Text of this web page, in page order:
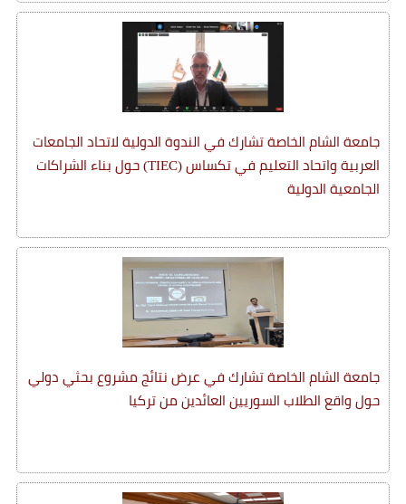
جامعة الشام الخاصة تشارك في الندوة الدولية لاتحاد الجامعات
العربية واتحاد التعليم في تكساس (TIEC) حول بناء الشراكات
الجامعية الدولية
جامعة الشام الخاصة تشارك في عرض نتائج مشروع بحثي دولي
حول واقع الطلاب السوريين العائدين من تركيا